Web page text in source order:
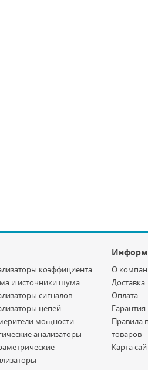
коэффициента
и источники шума
сигналов
цепей
мощности
анализаторы
О
Доставка
Оплата
Гарантия
Правила
товаров
Карта